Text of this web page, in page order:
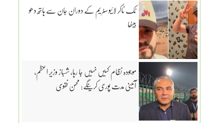
ٹک ٹاکر لائیو سٹریم کے دوران جان سے ہاتھ دھو
بیٹھا
موجودہ نظام کہیں نہیں جا رہا، شہباز وزیر اعظم،
آئینی مدت پوری کرینگے: محسن نقوی